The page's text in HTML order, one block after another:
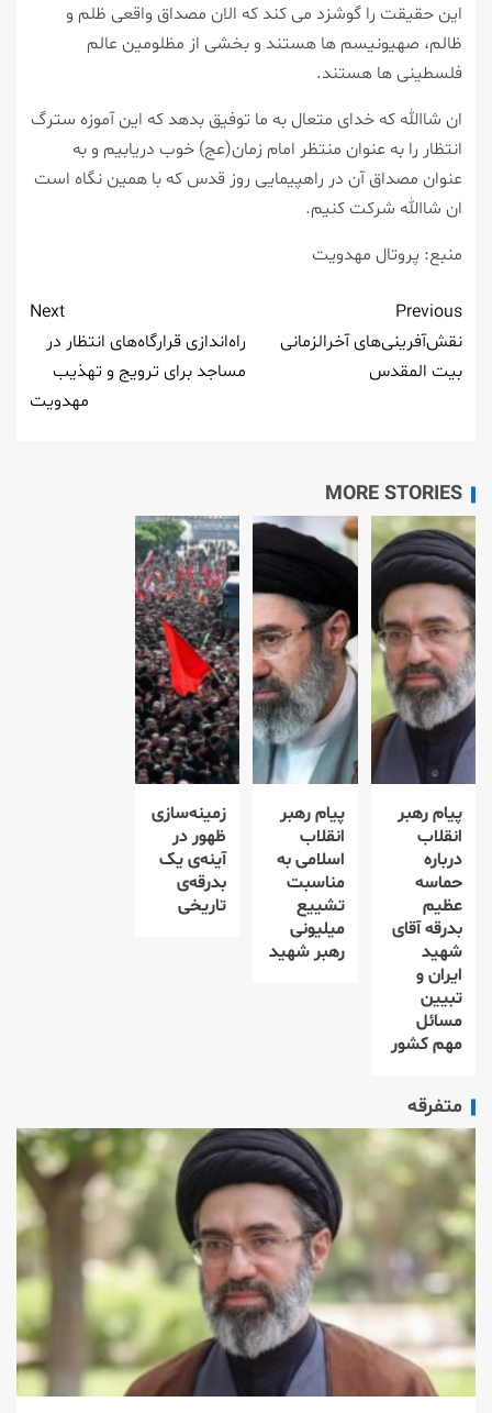
این حقیقت را گوشزد می کند که الان مصداق واقعی ظلم و
ظالم، صهیونیسم ها هستند و بخشی از مظلومین عالم
فلسطینی ها هستند.
ان شاالله که خدای متعال به ما توفیق بدهد که این آموزه سترگ
انتظار را به عنوان منتظر امام زمان(عج) خوب دریابیم و به
عنوان مصداق آن در راهپیمایی روز قدس که با همین نگاه است
ان شاالله شرکت کنیم.
منبع: پروتال مهدویت
Previous
نقش‌آفرینی‌های آخرالزمانی
بیت المقدس
Next
راه‌اندازی قرارگاه‌های انتظار در
مساجد برای ترویج و تهذیب
مهدویت
MORE STORIES
پیام رهبر
انقلاب
درباره
حماسه
عظیم
بدرقه آقای
شهید
ایران و
تبیین
مسائل
مهم کشور
پیام رهبر
انقلاب
اسلامی به
مناسبت
تشییع
میلیونی
رهبر شهید
زمینه‌سازی
ظهور در
آینه‌ی یک
بدرقه‌ی
تاریخی
متفرقه